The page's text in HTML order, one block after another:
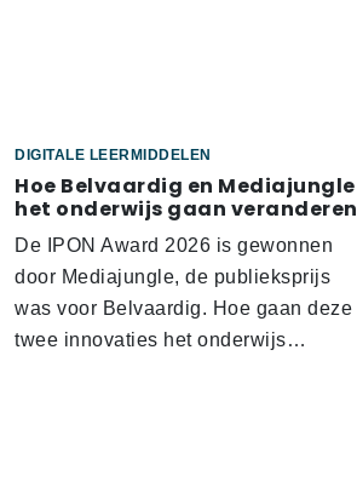
DIGITALE LEERMIDDELEN
Hoe Belvaardig en Mediajungle
het onderwijs gaan veranderen
De IPON Award 2026 is gewonnen
door Mediajungle, de publieksprijs
was voor Belvaardig. Hoe gaan deze
twee innovaties het onderwijs…